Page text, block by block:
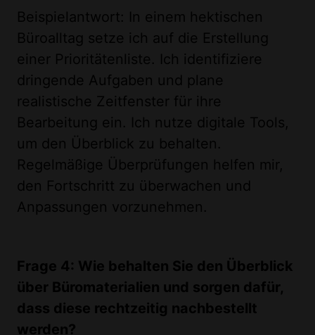
Beispielantwort: In einem hektischen
Büroalltag setze ich auf die Erstellung
einer Prioritätenliste. Ich identifiziere
dringende Aufgaben und plane
realistische Zeitfenster für ihre
Bearbeitung ein. Ich nutze digitale Tools,
um den Überblick zu behalten.
Regelmäßige Überprüfungen helfen mir,
den Fortschritt zu überwachen und
Anpassungen vorzunehmen.
Frage 4: Wie behalten Sie den Überblick
über Büromaterialien und sorgen dafür,
dass diese rechtzeitig nachbestellt
werden?